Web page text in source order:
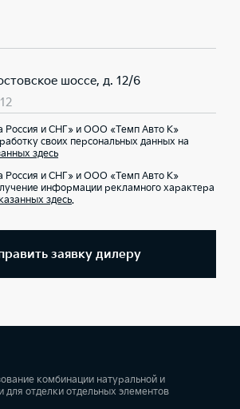
шоссе, д. 12/6
и СНГ» и ООО «Темп Авто К»
своих персональных данных на
здесь
и СНГ» и ООО «Темп Авто К»
информации рекламного характера
здесь.
заявку дилеру
комбинации натуральной и
для отделки отдельных элементов